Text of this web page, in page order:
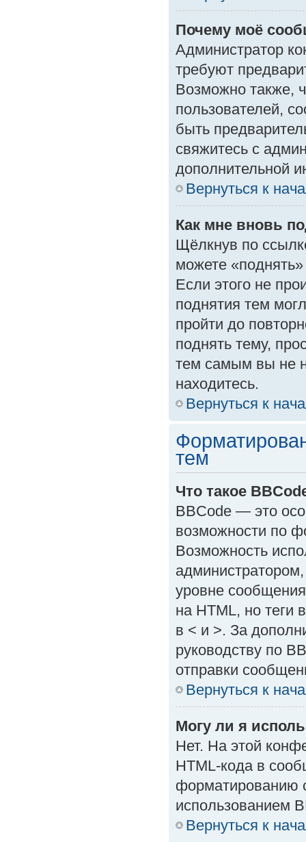
Почему моё
Администратор
требуют
Возможно также,
пользователей,
быть
свяжитесь с
дополнительной
Вернуться к
Как мне вновь
Щёлкнув по
можете
Если этого не
поднятия тем
пройти до
поднять тему,
тем самым вы не
находитесь.
Вернуться к
тем
Что такое
BBCode — это
возможности по
Возможность
уровне
на HTML, но теги
в < и >. За
руководству по
отправки
Вернуться к
Могу ли я
Нет. На этой
HTML-кода в
форматированию
использованием
Вернуться к